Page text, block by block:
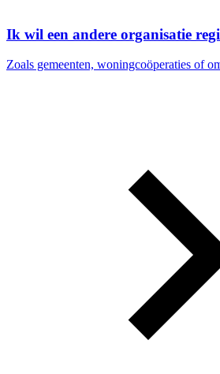
Ik wil een andere organisatie
Zoals gemeenten, woningcoöperaties of